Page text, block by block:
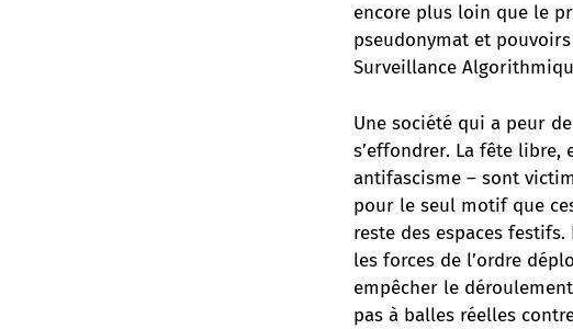
encore plus loin que le
pseudonymat et
Surveillance
Une société qui a peur
s’effondrer. La fête
antifascisme – sont
pour le seul motif que
reste des espaces
les forces de l’ordre
empêcher le
pas à balles réelles